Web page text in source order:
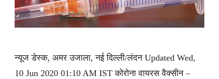
न्यूज डेस्क, अमर उजाला, नई दिल्ली/लंदन Updated Wed,
10 Jun 2020 01:10 AM IST कोरोना वायरस वैक्सीन –